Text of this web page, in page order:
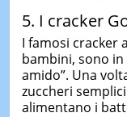
5. I cracker
I famosi cracker
bambini, sono
amido”. Una
zuccheri
alimentano i